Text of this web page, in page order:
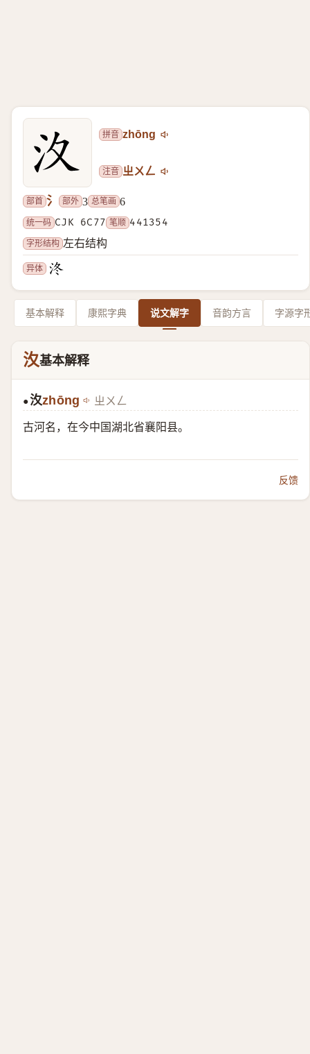
拼音 zhōng
注音 ㄓㄨㄥ
部首 氵 部外 3 总笔画 6
统一码 CJK 6C77 笔顺 441354
字形结构 左右结构
异体
基本解释 康熙字典 说文解字 音韵方言 字源字
汷基本解释
●汷zhōng ㄓㄨㄥ
古河名，在今中国湖北省襄阳县。
反馈